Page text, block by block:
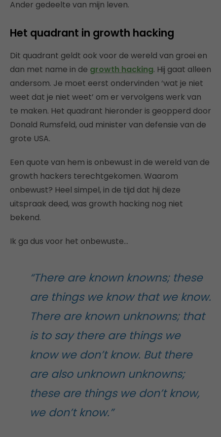
Ander gedeelte van mijn leven.
Het quadrant in growth hacking
Dit quadrant geldt ook voor de wereld van groei en
dan met name in de growth hacking. Hij gaat alleen
andersom. Je moet eerst ondervinden ‘wat je niet
weet dat je niet weet’ om er vervolgens werk van
te maken. Het quadrant hieronder is geopperd door
Donald Rumsfeld, oud minister van defensie van de
grote USA.
Een quote van hem is onbewust in de wereld van de
growth hackers terechtgekomen. Waarom
onbewust? Heel simpel, in de tijd dat hij deze
uitspraak deed, was growth hacking nog niet
bekend.
Ik ga dus voor het onbewuste…
“There are known knowns; these
are things we know that we know.
There are known unknowns; that
is to say there are things we
know we don’t know. But there
are also unknown unknowns;
these are things we don’t know,
we don’t know.”